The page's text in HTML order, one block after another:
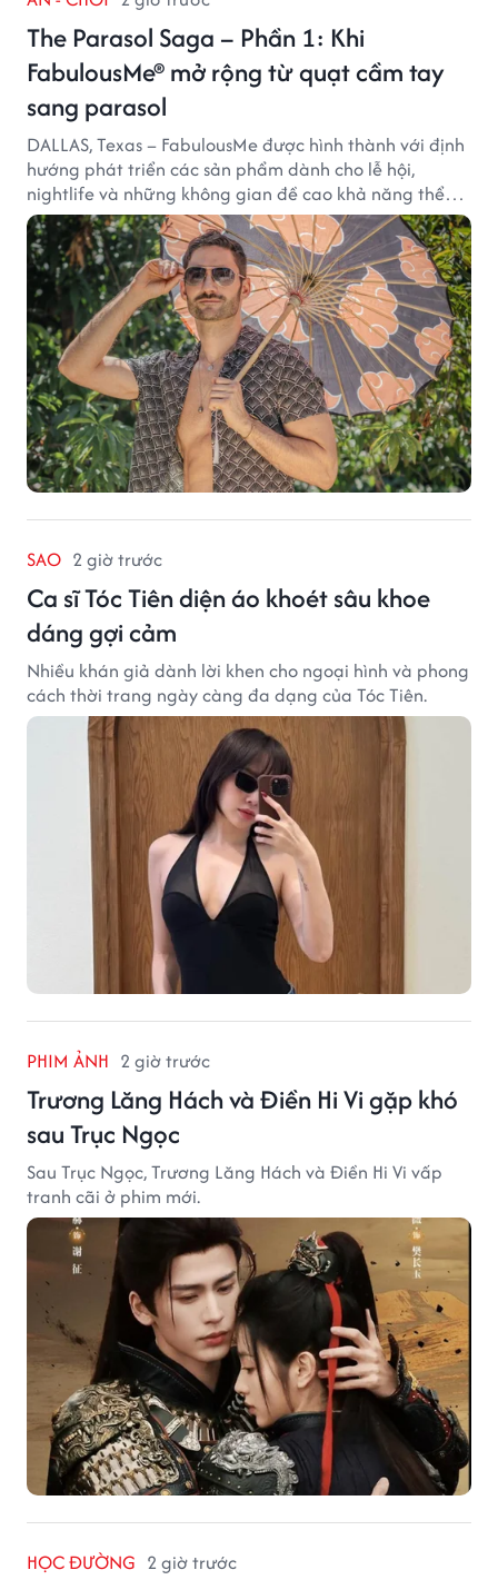
The Parasol Saga – Phần 1: Khi
FabulousMe® mở rộng từ quạt cầm tay
sang parasol
DALLAS, Texas – FabulousMe được hình thành với định
hướng phát triển các sản phẩm dành cho lễ hội,
nightlife và những không gian đề cao khả năng thể
hiện bản thân. Trong quá trình xây dựng thương hiệu,
quạt cầm tay trở thành dòng sản phẩm tạo được
thành công ban đầu, giúp FabulousMe từng bước mở
rộng mức độ hiện diện trên thị trường.
SAO 2 giờ trước
Ca sĩ Tóc Tiên diện áo khoét sâu khoe
dáng gợi cảm
Nhiều khán giả dành lời khen cho ngoại hình và phong
cách thời trang ngày càng đa dạng của Tóc Tiên.
PHIM ẢNH 2 giờ trước
Trương Lăng Hách và Điền Hi Vi gặp khó
sau Trục Ngọc
Sau Trục Ngọc, Trương Lăng Hách và Điền Hi Vi vấp
tranh cãi ở phim mới.
HỌC ĐƯỜNG 2 giờ trước